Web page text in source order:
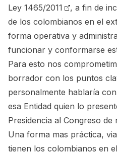
Ley 1465/2011
, a fin de
de los colombianos en el
forma operativa y
funcionar y conformarse
Para esto nos
borrador con los puntos
personalmente hablaría
esa Entidad quien lo
Presidencia al Congreso de
Una forma mas práctica,
tienen los colombianos en